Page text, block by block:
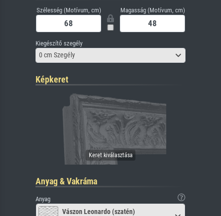
Szélesség (Motívum, cm) Magasság (Motívum, cm)
Kiegészítő szegély
0 cm Szegély
Képkeret
Anyag & Vakráma
Anyag
Vászon Leonardo (szatén)